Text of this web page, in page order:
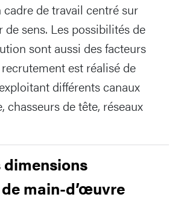
de travail centré sur
de sens. Les possibilités de
sont aussi des facteurs
est réalisé de
différents canaux
chasseurs de tête, réseaux
main-d’œuvre